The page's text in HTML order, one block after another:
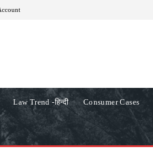
Law Trend -हिन्दी Consumer Cases